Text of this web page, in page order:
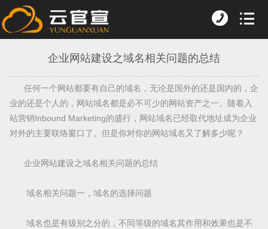
企业网站建设之域名相关问题的总结
任何一个网站都要有自己的域名，无论是国外的还是国内的，企
业的还是个人的，网站域名都是必不可少的网站资产之一。随着入
站营销Inbound Marketing的盛行，网站域名已经取代地址成为企业
对外的主要联络窗口了。但是你对你的网站域名又了解多少呢？
企业网站建设之域名相关问题的总结
域名相关问题一，域名的选择问题
域名也是有级别之分的，不同等级的域名其作用和效果也是不